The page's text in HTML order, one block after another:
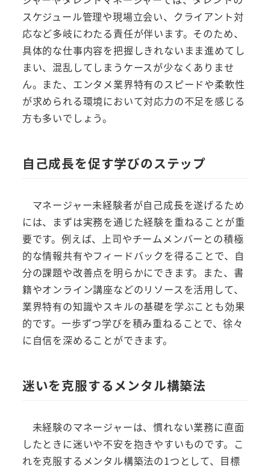
スケジュール管理や現場立会い、クライアント対
応など多岐にわたる責任が伴います。そのため、
具体的な仕事内容を把握しきれないまま進めてし
まい、混乱してしまうケースが少なくありませ
ん。また、エンタメ業界特有のスピードや柔軟性
が求められる環境において対応力の不足を感じる
方も多いでしょう。
自己成長を促す学びのステップ
マネージャー未経験者が自己成長を遂げるため
には、まずは実務を通じた経験を重ねることが重
要です。例えば、上司やチームメンバーとの積極
的な情報共有やフィードバックを得ることで、自
分の課題や改善点を明らかにできます。また、書
籍やオンライン講座などのリソースを活用して、
業界特有の知識やスキルの基礎を学ぶことも効果
的です。一歩ずつ学びを積み重ねることで、徐々
に自信を深めることができます。
迷いを克服するメンタル構築法
未経験のマネージャーは、慣れない業務に直面
したときに迷いや不安を抱きやすいものです。こ
れを克服するメンタル構築法の1つとして、目標